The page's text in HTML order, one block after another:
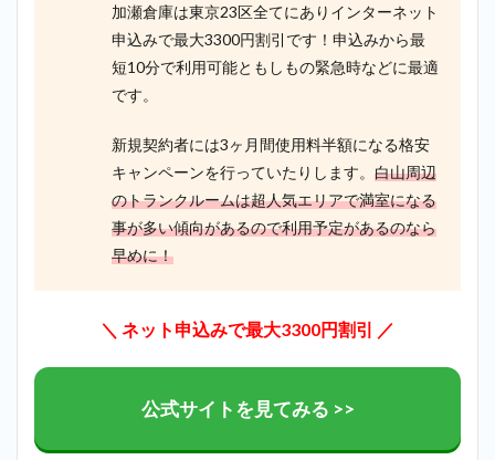
加瀬倉庫は東京23区全てにありインターネット
申込みで最大3300円割引です！申込みから最
短10分で利用可能ともしもの緊急時などに最適
です。
新規契約者には3ヶ月間使用料半額になる格安
キャンペーンを行っていたりします。 白山周辺
のトランクルームは超人気エリアで満室になる
事が多い傾向があるので利用予定があるのなら
早めに！
＼ ネット申込みで最大3300円割引 ／
公式サイトを見てみる >>